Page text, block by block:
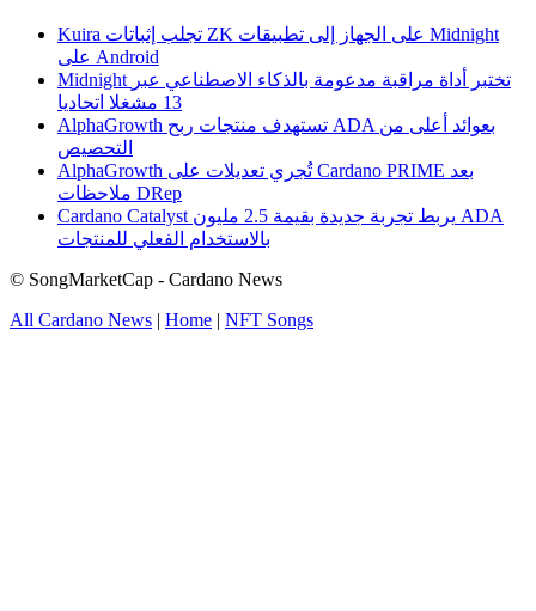
Kuira تجلب إثباتات ZK على الجهاز إلى تطبيقات Midnight
على Android
Midnight تختبر أداة مراقبة مدعومة بالذكاء الاصطناعي عبر
13 مشغلا اتحاديا
AlphaGrowth تستهدف منتجات ربح ADA بعوائد أعلى من
التحصيص
AlphaGrowth تُجري تعديلات على Cardano PRIME بعد
ملاحظات DRep
Cardano Catalyst يربط تجربة جديدة بقيمة 2.5 مليون ADA
بالاستخدام الفعلي للمنتجات
© SongMarketCap - Cardano News
All Cardano News | Home | NFT Songs